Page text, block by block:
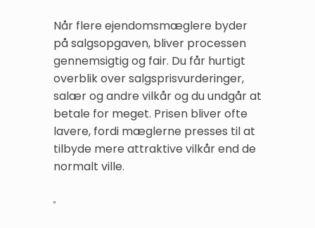
Når flere ejendomsmæglere byder
på salgsopgaven, bliver processen
gennemsigtig og fair. Du får hurtigt
overblik over salgsprisvurderinger,
salær og andre vilkår og du undgår at
betale for meget. Prisen bliver ofte
lavere, fordi mæglerne presses til at
tilbyde mere attraktive vilkår end de
normalt ville.